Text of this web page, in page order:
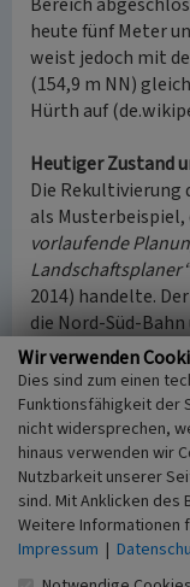
heute fünf Meter
weist jedoch mit
(154,9 m NN)
Hürth auf
Heutiger Zustand
Die
als Musterbeispiel,
vorlaufende
Landschaftsplaner“
2014) handelte.
die Nord-Süd-
Nassspülverfahren
Rekultivierung, die
notwendig war,
Rekultivierung
(Buschmann 2008,
großflächige
Rheinischen
bedeutend ist die
Wir verwenden
Dies sind zum einen
Funktionsfähigkeit der
nicht widersprechen,
hinaus verwenden wir
Nutzbarkeit unserer
sind. Mit Anklicken des
Weitere Informationen
Impressum |